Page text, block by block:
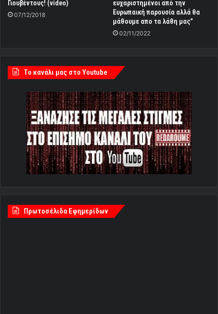
Γιουβέντους! (video)
07/12/2018
ευχαριστημένοι από την
Ευρωπαική παρουσία αλλά θα
μάθουμε απο τα λάθη μας”
02/11/2022
Tο κανάλι μας στο Youtube
Πρωτοσέλιδα Εφημερίδων